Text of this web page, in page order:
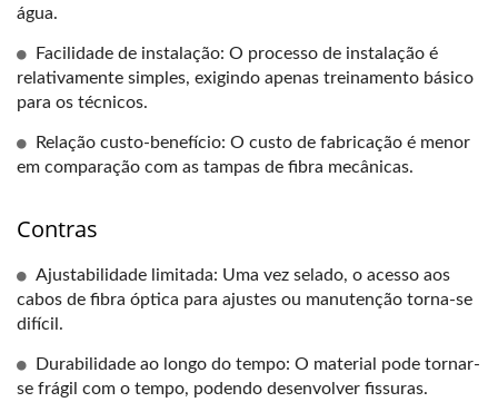
água.
Facilidade de instalação: O processo de instalação é
relativamente simples, exigindo apenas treinamento básico
para os técnicos.
Relação custo-benefício: O custo de fabricação é menor
em comparação com as tampas de fibra mecânicas.
Contras
Ajustabilidade limitada: Uma vez selado, o acesso aos
cabos de fibra óptica para ajustes ou manutenção torna-se
difícil.
Durabilidade ao longo do tempo: O material pode tornar-
se frágil com o tempo, podendo desenvolver fissuras.